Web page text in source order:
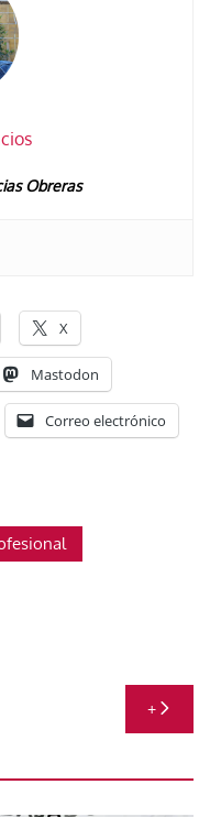
Obreras
X
Mastodon
Correo electrónico
+